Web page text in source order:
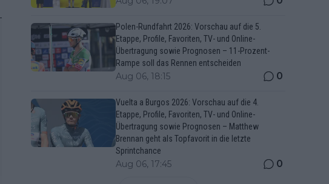
Polen-Rundfahrt 2026: Vorschau auf die 5.
Etappe, Profile, Favoriten, TV- und Online-
Übertragung sowie Prognosen – 11-Prozent-
Rampe soll das Rennen entscheiden
Aug 06, 18:15 0
Vuelta a Burgos 2026: Vorschau auf die 4.
Etappe, Profile, Favoriten, TV- und Online-
Übertragung sowie Prognosen – Matthew
Brennan geht als Topfavorit in die letzte
Sprintchance
Aug 06, 17:45 0